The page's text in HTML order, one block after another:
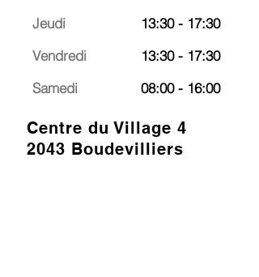
Jeudi
Vendredi
Samedi
13:30 - 17:30
13:30 - 17:30
08:00 - 16:00
Centre du Village 4
2043 Boudevilliers